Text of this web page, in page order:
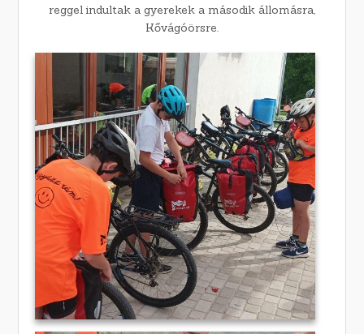
reggel indultak a gyerekek a második állomásra,
Kővágóörsre.